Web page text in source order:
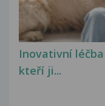
Inovativní
kteří ji...